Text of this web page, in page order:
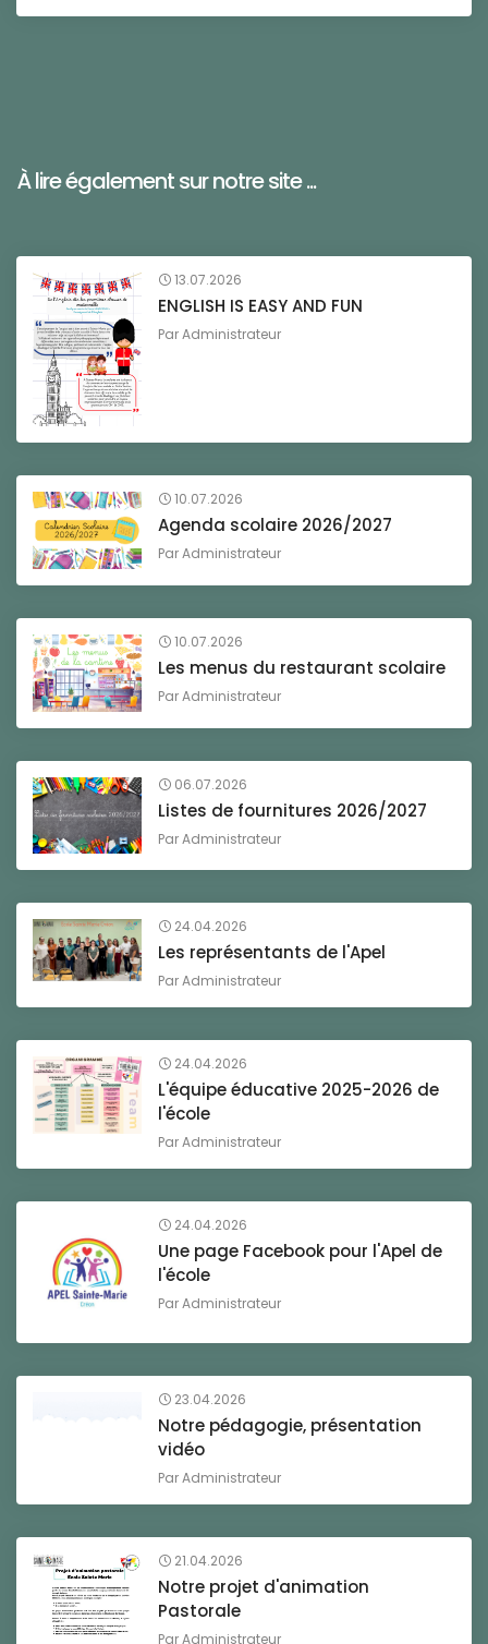
À lire également sur notre site ...
13.07.2026
ENGLISH IS EASY AND FUN
ParAdministrateur
10.07.2026
Agenda scolaire 2026/2027
ParAdministrateur
10.07.2026
Les menus du restaurant scolaire
ParAdministrateur
06.07.2026
Listes de fournitures 2026/2027
ParAdministrateur
24.04.2026
Les représentants de l'Apel
ParAdministrateur
24.04.2026
L'équipe éducative 2025-2026 de
l'école
ParAdministrateur
24.04.2026
Une page Facebook pour l'Apel de
l'école
ParAdministrateur
23.04.2026
Notre pédagogie, présentation
vidéo
ParAdministrateur
21.04.2026
Notre projet d'animation
Pastorale
ParAdministrateur